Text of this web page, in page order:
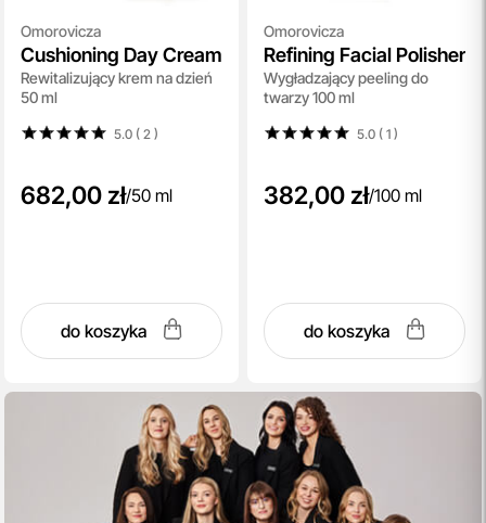
Omorovicza
Cushioning Day Cream
Rewitalizujący krem na dzień
50 ml
5.0 ( 2 )
682,00 zł/50 ml
do koszyka
Omorovicza
Refining Facial Polisher
Wygładzający peeling do
twarzy 100 ml
5.0 ( 1)
382,00 zł/100 ml
do koszyka